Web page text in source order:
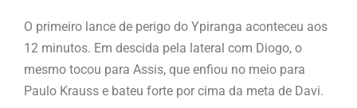
O primeiro lance de perigo do Ypiranga aconteceu aos
12 minutos. Em descida pela lateral com Diogo, o
mesmo tocou para Assis, que enfiou no meio para
Paulo Krauss e bateu forte por cima da meta de Davi.